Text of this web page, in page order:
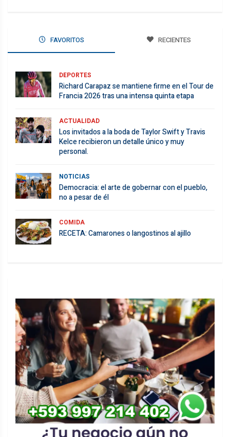
FAVORITOS RECIENTES
DEPORTES
Richard Carapaz se mantiene firme en el Tour de
Francia 2026 tras una intensa quinta etapa
ACTUALIDAD
Los invitados a la boda de Taylor Swift y Travis
Kelce recibieron un detalle único y muy
personal.
NOTICIAS
Democracia: el arte de gobernar con el pueblo,
no a pesar de él
COMIDA
RECETA: Camarones o langostinos al ajillo